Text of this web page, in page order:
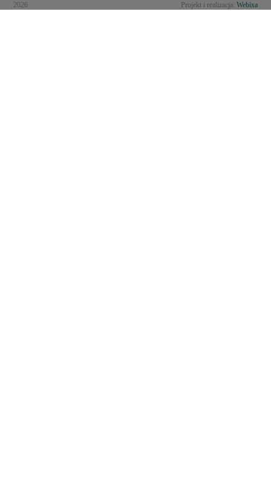
2026 Projekt i realizacja: Webixa